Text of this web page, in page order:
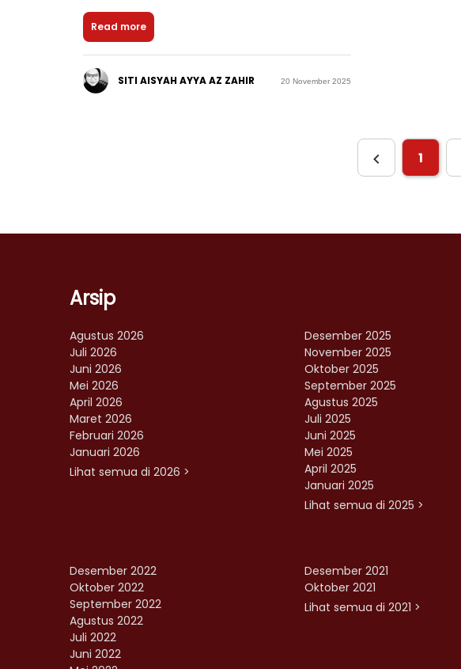
Read more
SITI AISYAH AYYA AZ ZAHIR 20 November 2025
1
Arsip
Agustus 2026
Juli 2026
Juni 2026
Mei 2026
April 2026
Maret 2026
Februari 2026
Januari 2026
Lihat semua di 2026 >
Desember 2025
November 2025
Oktober 2025
September 2025
Agustus 2025
Juli 2025
Juni 2025
Mei 2025
April 2025
Januari 2025
Lihat semua di 2025 >
Desember 2022
Oktober 2022
September 2022
Agustus 2022
Juli 2022
Juni 2022
Desember 2021
Oktober 2021
Lihat semua di 2021 >